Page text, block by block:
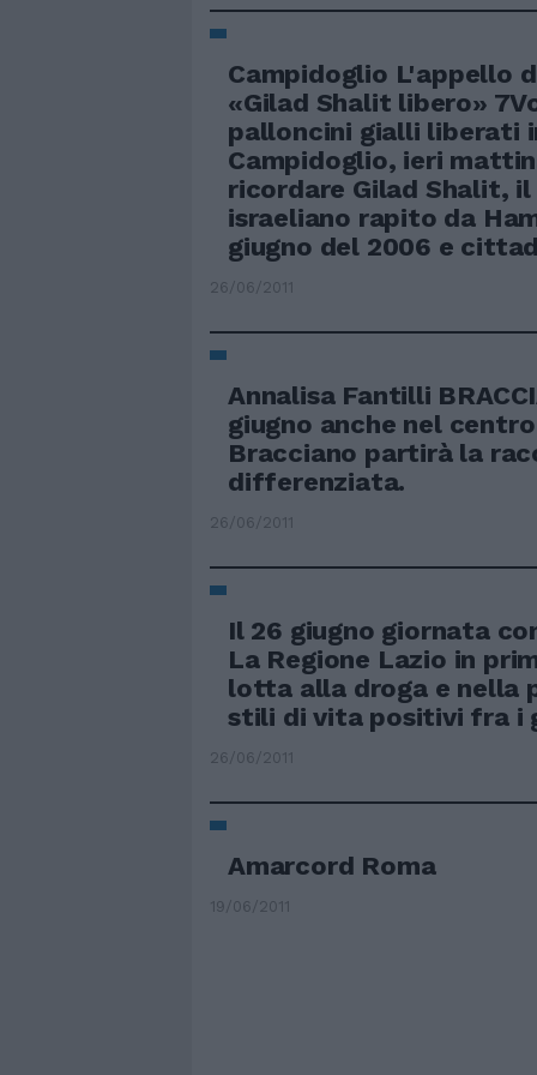
Campidoglio L'appello
«Gilad Shalit libero»
palloncini gialli liberati
Campidoglio, ieri
ricordare Gilad Shalit,
israeliano rapito da
giugno del 2006 e
26/06/2011
Annalisa Fantilli
giugno anche nel
Bracciano partirà la
differenziata.
26/06/2011
Il 26 giugno giornata
La Regione Lazio in
lotta alla droga e nella
stili di vita positivi fra i
26/06/2011
Amarcord Roma
19/06/2011